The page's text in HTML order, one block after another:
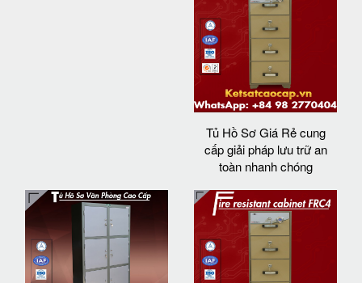
Tủ Hồ Sơ Giá Rẻ cung
cấp giải pháp lưu trữ an
toàn nhanh chóng